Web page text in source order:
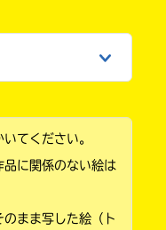
てください。
品に関係のない絵は
のまま写した絵（ト